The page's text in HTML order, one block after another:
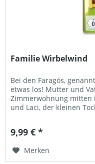
Familie Wirbelwind
Bei den Faragós,
etwas los! Mutter und
Zimmerwohnung mitten
und Laci, der kleinen
9,99 € *
Merken